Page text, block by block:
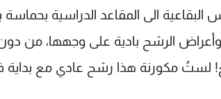
البقاعية الى المقاعد الدراسية
الرشح بادية على وجهها، من
لستُ مكورنة هذا رشح عادي مع بداية